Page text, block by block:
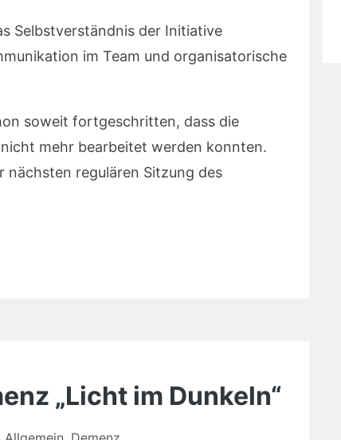
Selbstverständnis der Initiative
im Team und organisatorische
soweit fortgeschritten, dass die
mehr bearbeitet werden konnten.
nächsten regulären Sitzung des
„Licht im Dunkeln“